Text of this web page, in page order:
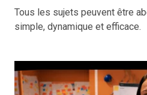
Tous les sujets peuvent être
simple, dynamique et efficace.